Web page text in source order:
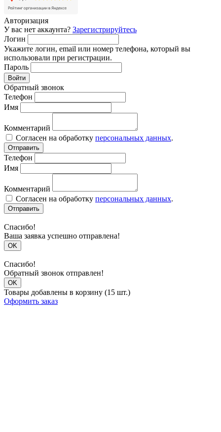
Авторизация
У вас нет аккаунта? Зарегистрируйтесь
Логин
Укажите логин, email или номер телефона, который вы
использовали при регистрации.
Пароль
Войти
Обратный звонок
Телефон
Имя
Комментарий
Согласен на обработку персональных данных.
Отправить
Телефон
Имя
Комментарий
Согласен на обработку персональных данных.
Отправить
Спасибо!
Ваша заявка успешно отправлена!
OK
Спасибо!
Обратный звонок отправлен!
OK
Товары добавлены в корзину (15 шт.)
Оформить заказ